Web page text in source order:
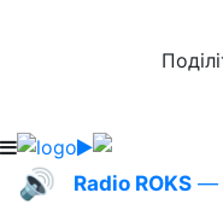
🔊 Radio ROKS —